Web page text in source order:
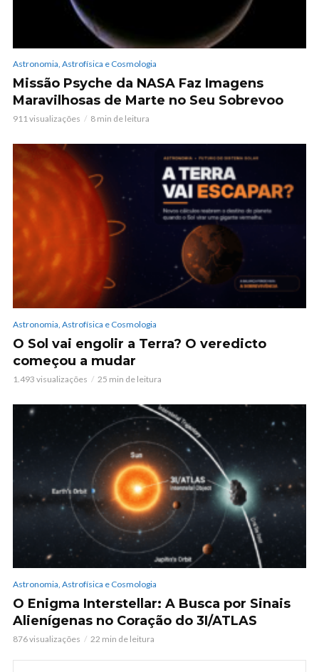
Astronomia, Astrofísica e Cosmologia
Missão Psyche da NASA Faz Imagens
Maravilhosas de Marte no Seu Sobrevoo
911 visualizações 8 min de leitura
Astronomia, Astrofísica e Cosmologia
O Sol vai engolir a Terra? O veredicto
começou a mudar
1.493 visualizações 25 min de leitura
Astronomia, Astrofísica e Cosmologia
O Enigma Interstellar: A Busca por Sinais
Alienígenas no Coração do 3I/ATLAS
876 visualizações 22 min de leitura